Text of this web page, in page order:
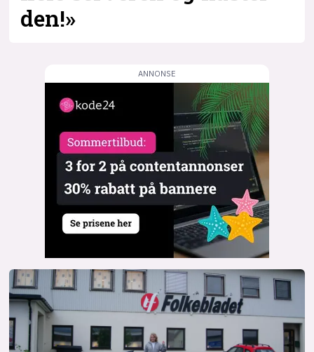
den!»
nyhetsbrev
kode24-klubben
LinkedIn
Bluesky
Facebook
annonseguide
suksesshistorier
Bli firmapartner